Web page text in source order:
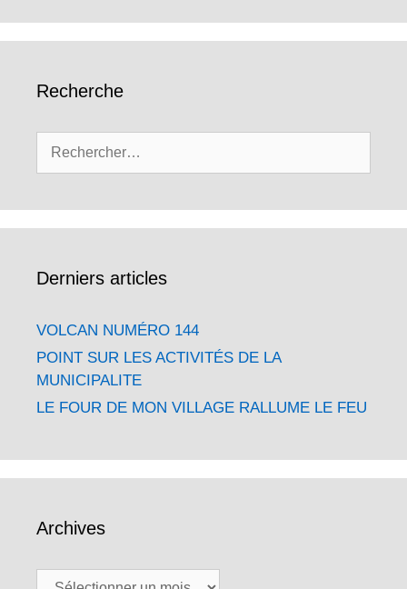
Recherche
Derniers articles
VOLCAN NUMÉRO 144
POINT SUR LES ACTIVITÉS DE LA
MUNICIPALITE
LE FOUR DE MON VILLAGE RALLUME LE FEU
Archives
Archives